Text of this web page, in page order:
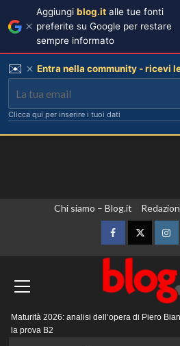
Chi siamo – Blog.it
FacebookTwitter
Menu
principale
Maturità 2026: analisi dell’opera di Piero
la prova B2
Aggiungi blog.it alle tue fonti
preferite su Google per restare
sempre informato
✉️ Entra nella community - ricevi
Clicca qui per inserire i tuoi dati